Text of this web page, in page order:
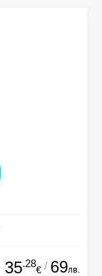
35.28
€ / 69лв.